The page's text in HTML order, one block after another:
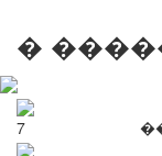
�
7